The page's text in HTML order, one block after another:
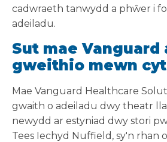
cadwraeth tanwydd a phŵer i
adeiladu.
Sut mae Vanguard
gweithio mewn
Mae Vanguard Healthcare
gwaith o adeiladu dwy theatr
newydd ar estyniad dwy stori
Tees Iechyd Nuffield, sy'n rhan